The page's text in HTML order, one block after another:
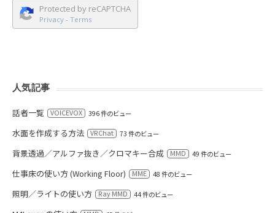
Protected by reCAPTCHA
Privacy - Terms
人気記事
話者一覧 VOICEVOX 396 件のビュー
水面を作成する方法 VRChat 73 件のビュー
背景透過／アルファ抜き／クロマキー合成 MMD 49 件のビュー
仕事床の使い方 (Working Floor) MME 48 件のビュー
照明／ライトの使い方 Ray MMD 44 件のビュー